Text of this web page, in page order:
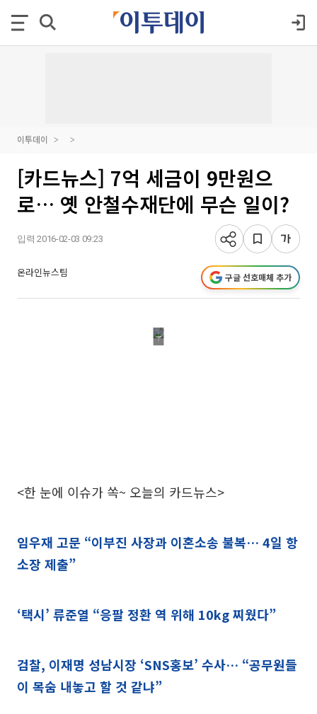
이투데이
[카드뉴스] 7억 세금이 9만원으
로… 옛 안철수재단에 무슨 일이?
입력 2016-02-03 09:23
온라인뉴스팀 구글 선호매체 추가
<한 눈에 이슈가 쏙~ 오늘의 카드뉴스>
임우재 고문 “이부진 사장과 이혼소송 불복… 4일 항
소장 제출”
‘택시’ 류준열 “응팔 정환 역 위해 10kg 찌웠다”
검찰, 이재명 성남시장 ‘SNS홍보’ 수사… “공무원들
이 목숨 내놓고 할 것 같냐”